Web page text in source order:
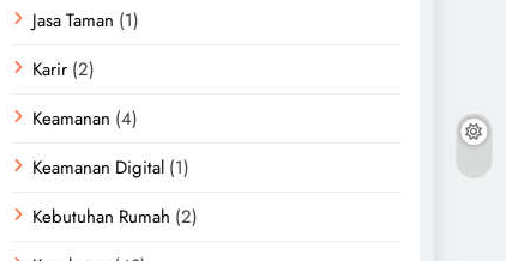
Jasa Taman (1)
Karir (2)
Keamanan (4)
Keamanan Digital (1)
Kebutuhan Rumah (2)